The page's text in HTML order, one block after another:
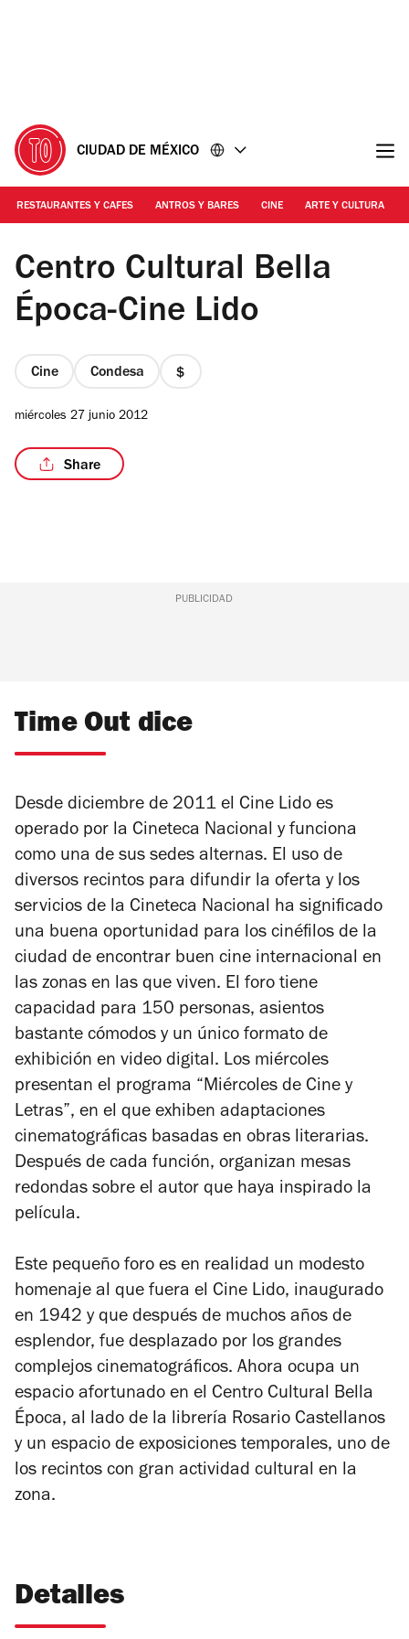
CIUDAD DE MÉXICO
RESTAURANTES Y CAFES ANTROS Y BARES CINE ARTE Y CULTURA
Roberto Beltrán
Centro Cultural Bella
Época-Cine Lido
Cine Condesa
precio
miércoles 27 junio 2012
Share
PUBLICIDAD
Time Out dice
Desde diciembre de 2011 el Cine Lido es
operado por la Cineteca Nacional y funciona
como una de sus sedes alternas. El uso de
diversos recintos para difundir la oferta y los
servicios de la Cineteca Nacional ha significado
una buena oportunidad para los cinéfilos de la
ciudad de encontrar buen cine internacional en
las zonas en las que viven. El foro tiene
capacidad para 150 personas, asientos
bastante cómodos y un único formato de
exhibición en video digital. Los miércoles
presentan el programa “Miércoles de Cine y
Letras”, en el que exhiben adaptaciones
cinematográficas basadas en obras literarias.
Después de cada función, organizan mesas
redondas sobre el autor que haya inspirado la
película.
Este pequeño foro es en realidad un modesto
homenaje al que fuera el Cine Lido, inaugurado
en 1942 y que después de muchos años de
esplendor, fue desplazado por los grandes
complejos cinematográficos. Ahora ocupa un
espacio afortunado en el Centro Cultural Bella
Época, al lado de la librería Rosario Castellanos
y un espacio de exposiciones temporales, uno de
los recintos con gran actividad cultural en la
zona.
Detalles